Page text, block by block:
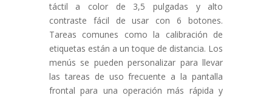
táctil a color de 3,5 pulgadas y alto
contraste fácil de usar con 6 botones.
Tareas comunes como la calibración de
etiquetas están a un toque de distancia. Los
menús se pueden personalizar para llevar
las tareas de uso frecuente a la pantalla
frontal para una operación más rápida y